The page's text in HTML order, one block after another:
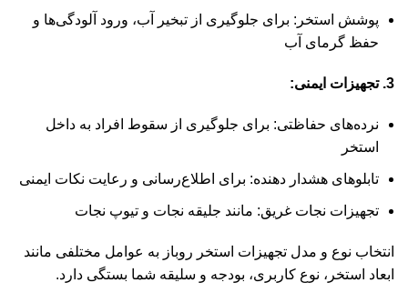
پوشش استخر: برای جلوگیری از تبخیر آب، ورود آلودگی‌ها و
حفظ گرمای آب
3. تجهیزات ایمنی:
نرده‌های حفاظتی: برای جلوگیری از سقوط افراد به داخل
استخر
تابلوهای هشدار دهنده: برای اطلاع‌رسانی و رعایت نکات ایمنی
تجهیزات نجات غریق: مانند جلیقه نجات و تیوپ نجات
انتخاب نوع و مدل تجهیزات استخر روباز به عوامل مختلفی مانند
ابعاد استخر، نوع کاربری، بودجه و سلیقه شما بستگی دارد.